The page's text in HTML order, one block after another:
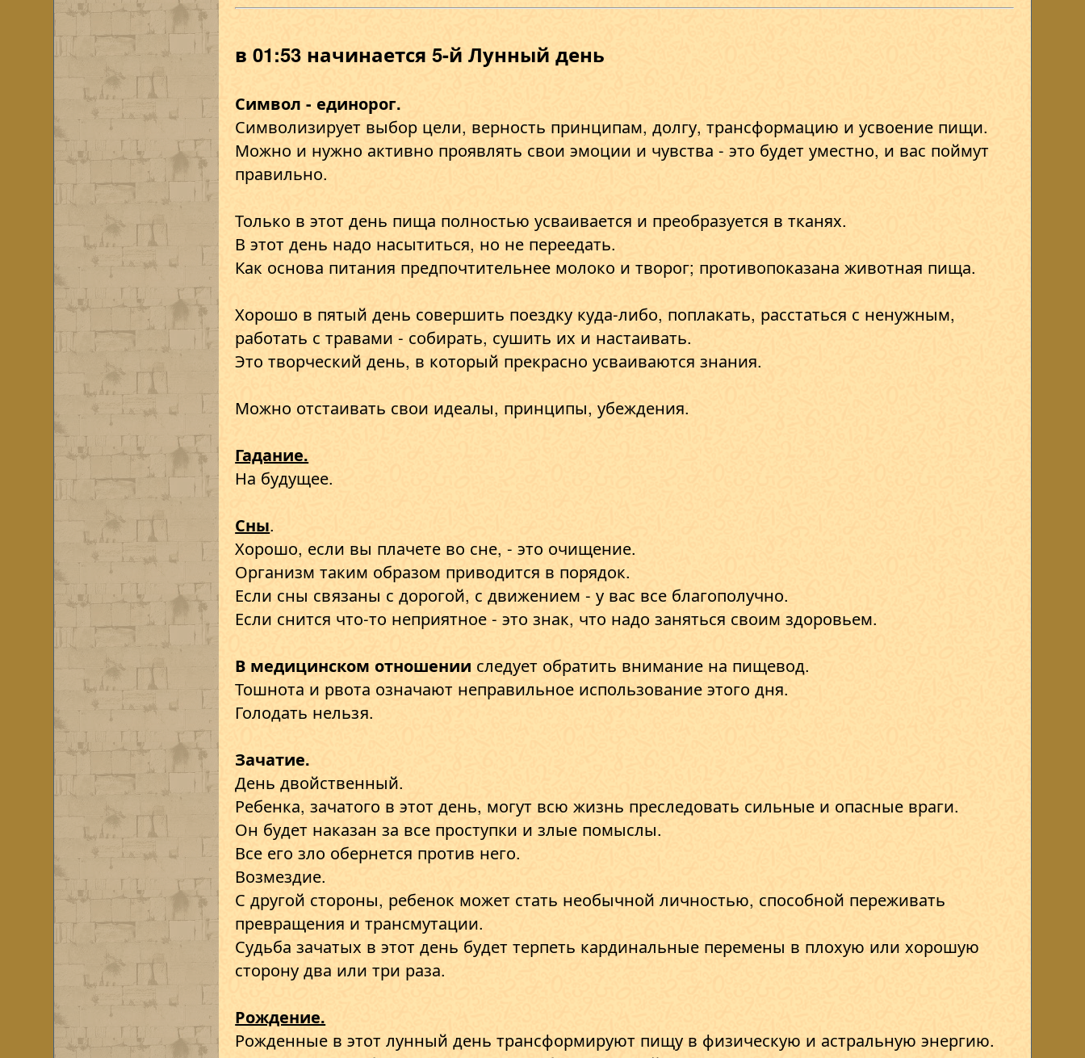
в 01:53 начинается 5-й Лунный день
Символ - единорог.
Символизирует выбор цели, верность принципам, долгу, трансформацию и усвоение пищи.
Можно и нужно активно проявлять свои эмоции и чувства - это будет уместно, и вас поймут
правильно.
Только в этот день пища полностью усваивается и преобразуется в тканях.
В этот день надо насытиться, но не переедать.
Как основа питания предпочтительнее молоко и творог; противопоказана животная пища.
Хорошо в пятый день совершить поездку куда-либо, поплакать, расстаться с ненужным,
работать с травами - собирать, сушить их и настаивать.
Это творческий день, в который прекрасно усваиваются знания.
Можно отстаивать свои идеалы, принципы, убеждения.
Гадание.
На будущее.
Сны.
Хорошо, если вы плачете во сне, - это очищение.
Организм таким образом приводится в порядок.
Если сны связаны с дорогой, с движением - у вас все благополучно.
Если снится что-то неприятное - это знак, что надо заняться своим здоровьем.
В медицинском отношении следует обратить внимание на пищевод.
Тошнота и рвота означают неправильное использование этого дня.
Голодать нельзя.
Зачатие.
День двойственный.
Ребенка, зачатого в этот день, могут всю жизнь преследовать сильные и опасные враги.
Он будет наказан за все проступки и злые помыслы.
Все его зло обернется против него.
Возмездие.
С другой стороны, ребенок может стать необычной личностью, способной переживать
превращения и трансмутации.
Судьба зачатых в этот день будет терпеть кардинальные перемены в плохую или хорошую
сторону два или три раза.
Рождение.
Рожденные в этот лунный день трансформируют пищу в физическую и астральную энергию.